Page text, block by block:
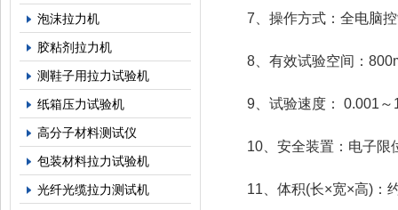
泡沫拉力机
胶粘剂拉力机
测鞋子用拉力试验机
纸箱压力试验机
高分子材料测试仪
包装材料拉力试验机
光纤光缆拉力测试机
7、操作方式：全电脑控
8、有效试验空间：
9、试验速度： 0.001～
10、安全装置：电子限
11、体积(长×宽×高)：